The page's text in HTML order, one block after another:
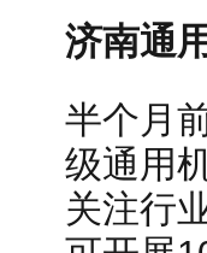
济南通
半个月
级通用
关注行